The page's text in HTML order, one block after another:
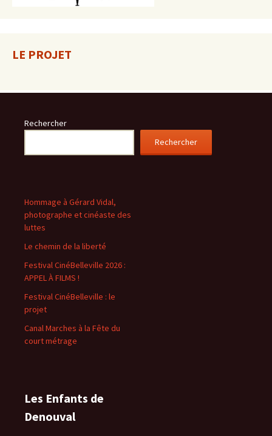
LE PROJET
Rechercher
Rechercher
Hommage à Gérard Vidal,
photographe et cinéaste des
luttes
Le chemin de la liberté
Festival CinéBelleville 2026 :
APPEL À FILMS !
Festival CinéBelleville : le
projet
Canal Marches à la Fête du
court métrage
Les Enfants de
Denouval